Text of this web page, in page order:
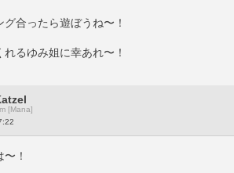
合ったら遊ぼうね〜！
るゆみ姐に幸あれ〜！
[Mana]
！